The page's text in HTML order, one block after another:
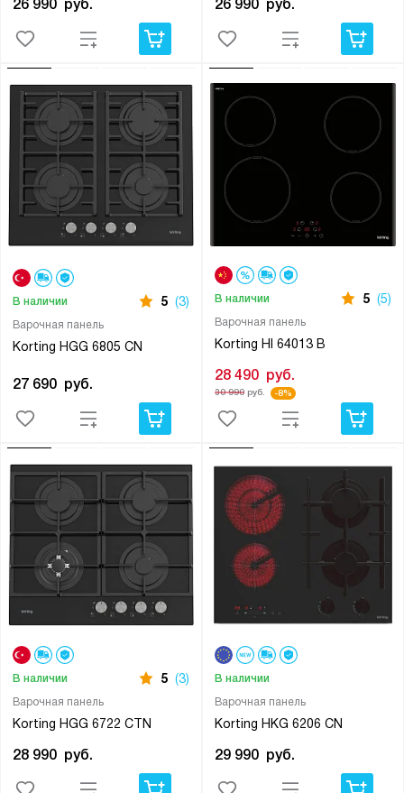
26 990 руб. 26 990 руб.
Варочная панель
Korting HGG 6805 CN
В наличии 5 (3)
27 690 руб.
Варочная панель
Korting HI 64013 B
В наличии 5 (5)
28 490 руб.
30 990руб. -8%
Варочная панель
Korting HGG 6722 CTN
В наличии 5 (3)
28 990 руб.
Варочная панель
Korting HKG 6206 CN
В наличии
29 990 руб.